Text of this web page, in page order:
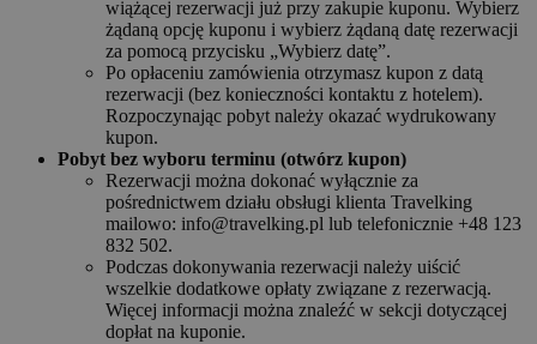
wiążącej rezerwacji już przy zakupie kuponu. Wybierz
żądaną opcję kuponu i wybierz żądaną datę rezerwacji
za pomocą przycisku „Wybierz datę”.
Po opłaceniu zamówienia otrzymasz kupon z datą
rezerwacji (bez konieczności kontaktu z hotelem).
Rozpoczynając pobyt należy okazać wydrukowany
kupon.
Pobyt bez wyboru terminu (otwórz kupon)
Rezerwacji można dokonać wyłącznie za
pośrednictwem działu obsługi klienta Travelking
mailowo: info@travelking.pl lub telefonicznie +48 123
832 502.
Podczas dokonywania rezerwacji należy uiścić
wszelkie dodatkowe opłaty związane z rezerwacją.
Więcej informacji można znaleźć w sekcji dotyczącej
dopłat na kuponie.